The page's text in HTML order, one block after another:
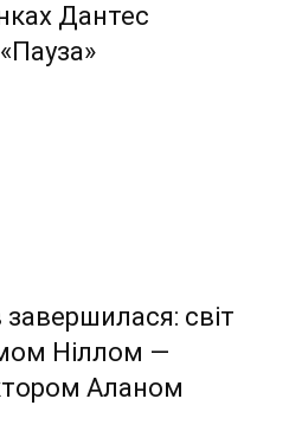
Дантес
світ
Ніллом —
Аланом